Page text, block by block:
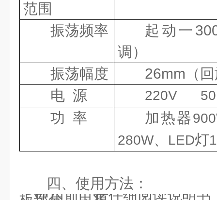
范围
振荡频率 起动一
调）
振荡幅度
26mm （
电 源 220V
功 率 加热器
280W、 LED灯
四、使用方法：
使用前，请仔细阅读说明